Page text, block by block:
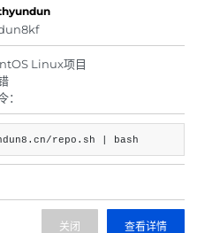
买
Linux项目
repo.sh | bash
查看详情
关闭